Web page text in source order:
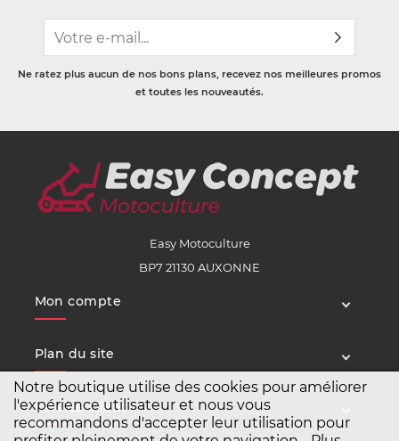
Notre boutique utilise des cookies pour améliorer
l'expérience utilisateur et nous vous
recommandons d'accepter leur utilisation pour
Ne ratez plus aucun de nos bons plans, recevez nos meilleures promos
et toutes les nouveautés.
Easy Motoculture
BP7 21130 AUXONNE
Mon compte
Plan du site
Service client